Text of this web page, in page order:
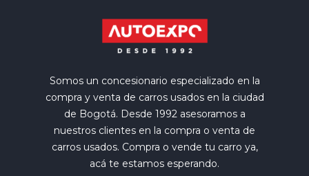
Somos un concesionario especializado en la
compra y venta de carros usados en la ciudad
de Bogotá. Desde 1992 asesoramos a
nuestros clientes en la compra o venta de
carros usados. Compra o vende tu carro ya,
acá te estamos esperando.